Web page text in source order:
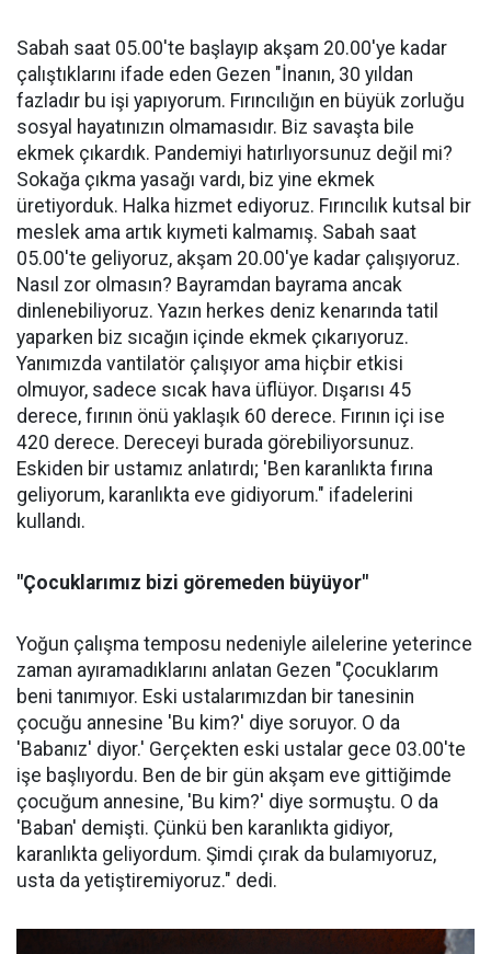
Sabah saat 05.00'te başlayıp akşam 20.00'ye kadar
çalıştıklarını ifade eden Gezen "İnanın, 30 yıldan
fazladır bu işi yapıyorum. Fırıncılığın en büyük zorluğu
sosyal hayatınızın olmamasıdır. Biz savaşta bile
ekmek çıkardık. Pandemiyi hatırlıyorsunuz değil mi?
Sokağa çıkma yasağı vardı, biz yine ekmek
üretiyorduk. Halka hizmet ediyoruz. Fırıncılık kutsal bir
meslek ama artık kıymeti kalmamış. Sabah saat
05.00'te geliyoruz, akşam 20.00'ye kadar çalışıyoruz.
Nasıl zor olmasın? Bayramdan bayrama ancak
dinlenebiliyoruz. Yazın herkes deniz kenarında tatil
yaparken biz sıcağın içinde ekmek çıkarıyoruz.
Yanımızda vantilatör çalışıyor ama hiçbir etkisi
olmuyor, sadece sıcak hava üflüyor. Dışarısı 45
derece, fırının önü yaklaşık 60 derece. Fırının içi ise
420 derece. Dereceyi burada görebiliyorsunuz.
Eskiden bir ustamız anlatırdı; 'Ben karanlıkta fırına
geliyorum, karanlıkta eve gidiyorum." ifadelerini
kullandı.
"Çocuklarımız bizi göremeden büyüyor"
Yoğun çalışma temposu nedeniyle ailelerine yeterince
zaman ayıramadıklarını anlatan Gezen "Çocuklarım
beni tanımıyor. Eski ustalarımızdan bir tanesinin
çocuğu annesine 'Bu kim?' diye soruyor. O da
'Babanız' diyor.' Gerçekten eski ustalar gece 03.00'te
işe başlıyordu. Ben de bir gün akşam eve gittiğimde
çocuğum annesine, 'Bu kim?' diye sormuştu. O da
'Baban' demişti. Çünkü ben karanlıkta gidiyor,
karanlıkta geliyordum. Şimdi çırak da bulamıyoruz,
usta da yetiştiremiyoruz." dedi.